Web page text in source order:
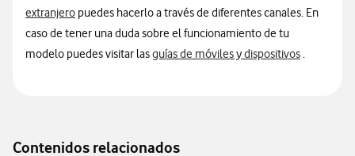
extranjero puedes hacerlo a través de diferentes canales. En
caso de tener una duda sobre el funcionamiento de tu
modelo puedes visitar lasguías de móviles y dispositivos.
Contenidos relacionados